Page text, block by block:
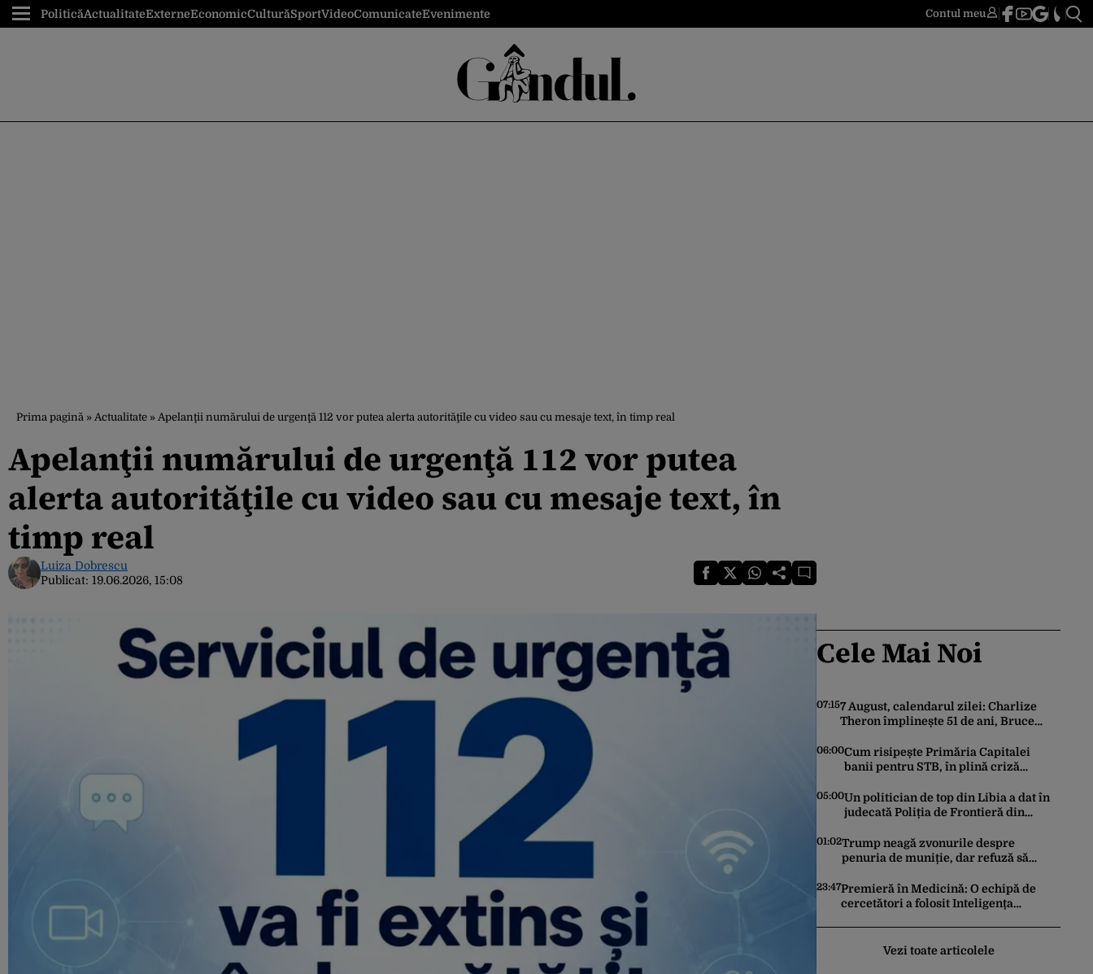
PoliticăActualitateExterneEconomicCulturăSportVideoComunicateEvenimente Contul meu
Prima pagină » Actualitate » Apelanţii numărului de urgenţă 112 vor putea alerta autorităţile cu video sau cu mesaje text, în timp real
Apelanţii numărului de urgenţă 112 vor putea
alerta autorităţile cu video sau cu mesaje text, în
timp real
Luiza Dobrescu
Publicat: 19.06.2026, 15:08
Cele Mai Noi
07:157 August, calendarul zilei: Charlize
Theron împlinește 51 de ani, Bruce
de ani
06:00Cum risipește Primăria Capitalei
banii pentru STB, în plină criză
05:00Un politician de top din Libia a dat în
judecată Poliția de Frontieră din
oficial, terorist ISIS
01:02Trump neagă zvonurile despre
penuria de muniție, dar refuză să
nevoie de rachete”
23:47Premieră în Medicină: O echipă de
cercetători a folosit Inteligența
Vezi toate articolele